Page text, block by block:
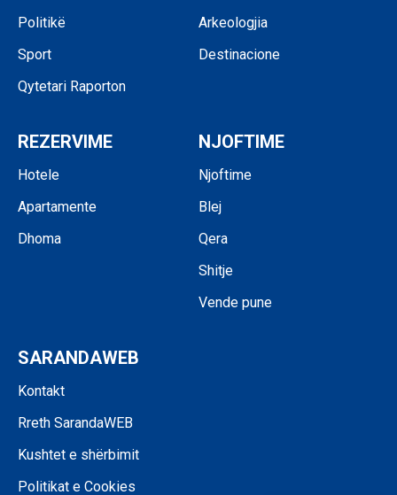
Politikë
Sport
Qytetari Raporton
Arkeologjia
Destinacione
REZERVIME
Hotele
Apartamente
Dhoma
NJOFTIME
Njoftime
Blej
Qera
Shitje
Vende pune
SARANDAWEB
Kontakt
Rreth SarandaWEB
Kushtet e shërbimit
Politikat e Cookies